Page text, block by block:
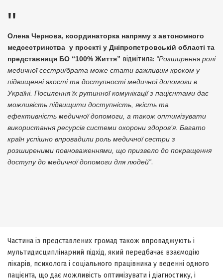
Олена Чернова, координаторка напряму з автономного
медсестринства у проєкті у Дніпропетровській області та
представниця БО “100% Життя” відмітила: “Розширення ролі
медичної сестри/брата може стати важливим кроком у
підвищенні якості та доступності медичної допомоги в
Україні. Посилення їх рутинної комунікації з пацієнтами дає
можливість підвищити доступність, якість та
ефективність медичної допомоги, а також оптимізувати
використання ресурсів системи охорони здоров’я. Багато
країн успішно впровадили роль медичної сестри з
розширеними повноваженнями, що призвело до покращення
доступу до медичної допомоги для людей”.
Частина із представлених громад також впроваджують і
мультидисциплінарний підхід, який передбачає взаємодію
лікарів, психолога і соціального працівника у веденні одного
пацієнта, що дає можливість оптимізувати і діагностику, і